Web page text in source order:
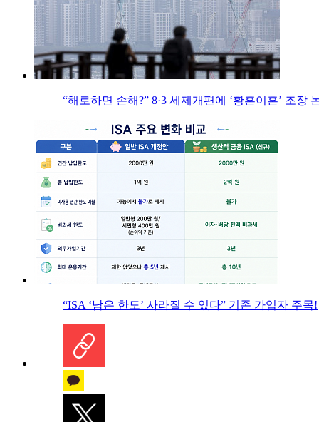
“해로하면 손해?” 8·3 세제개편에 ‘황혼이혼’ 조장
“ISA ‘남은 한도’ 사라질 수 있다” 기존 가입자 주목!